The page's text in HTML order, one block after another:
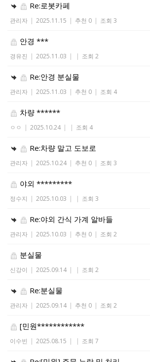
Re:로봇카페
관리자 | 2025.11.15 | 추천 0 | 조회 3
안경 ***
경유진 | 2025.11.03 | | 조회 2
Re:안경 분실물
관리자 | 2025.11.03 | 추천 0 | 조회 4
차량 ******
ㅇㅇ | 2025.10.24 | | 조회 4
Re:차량 말고 도보로
관리자 | 2025.10.24 | 추천 0 | 조회 3
야외 *********
정수지 | 2025.10.03 | | 조회 3
Re:야외 간식 가계 알바들
관리자 | 2025.10.03 | 추천 0 | 조회 2
분실물
신강이 | 2025.09.14 | | 조회 2
Re:분실물
관리자 | 2025.09.14 | 추천 0 | 조회 2
[민원************
이수빈 | 2025.08.15 | | 조회 7